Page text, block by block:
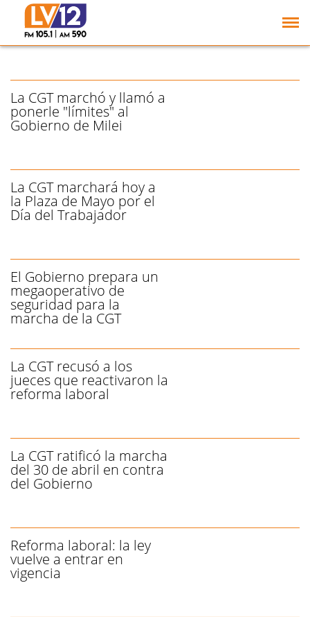
La CGT dirá presente en
la marcha "en defensa
de la educación pública"
La CGT marchó y llamó a
ponerle "límites" al
Gobierno de Milei
La CGT marchará hoy a
la Plaza de Mayo por el
Día del Trabajador
El Gobierno prepara un
megaoperativo de
seguridad para la
marcha de la CGT
La CGT recusó a los
jueces que reactivaron la
reforma laboral
La CGT ratificó la marcha
del 30 de abril en contra
del Gobierno
Reforma laboral: la ley
vuelve a entrar en
vigencia